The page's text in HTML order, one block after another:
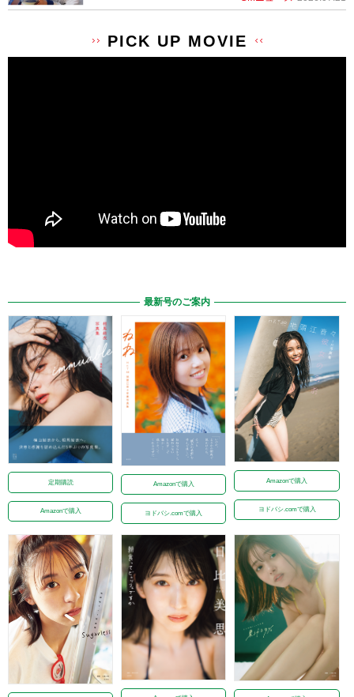
PICK UP MOVIE
最新号のご案内
定期購読
Amazonで購入
Amazonで購入
ヨドバシ.comで購入
Amazonで購入
ヨドバシ.comで購入